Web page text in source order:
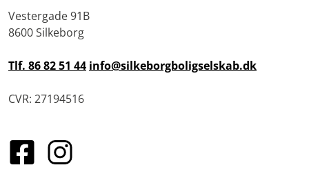
Vestergade 91B
8600 Silkeborg
Tlf. 86 82 51 44 info@silkeborgboligselskab.dk
CVR: 27194516